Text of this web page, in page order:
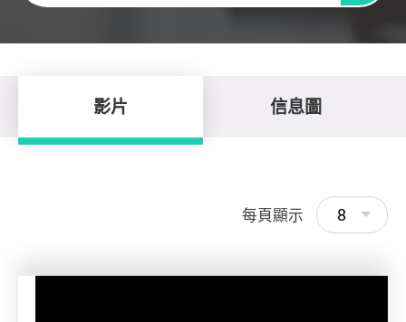
影片 信息圖
每頁顯示 8